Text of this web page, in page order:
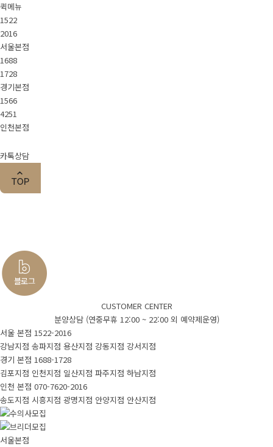
퀵메뉴
1522
2016
서울본점
1688
1728
경기본점
1566
4251
인천본점
카톡상담
CUSTOMER CENTER
분양상담 (연중무휴 12:00 ~ 22:00 외 예약제운영)
서울 본점 1522-2016
강남지점 송파지점 용산지점 강동지점 강서지점
경기 본점 1688-1728
김포지점 인천지점 일산지점 파주지점 하남지점
인천 본점 070-7620-2016
송도지점 시흥지점 광명지점 안양지점 안산지점
서울본점